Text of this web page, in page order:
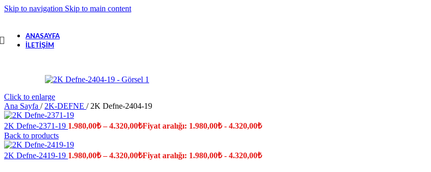
Skip to navigation Skip to main content
ANASAYFA
İLETIŞIM
Click to enlarge
Ana Sayfa / 2K-DEFNE / 2K Defne-2404-19
2K Defne-2371-19 1.980,00₺ –4.320,00₺Fiyat aralığı: 1.980,00₺ - 4.320,00₺
Back to products
2K Defne-2419-19 1.980,00₺ –4.320,00₺Fiyat aralığı: 1.980,00₺ - 4.320,00₺